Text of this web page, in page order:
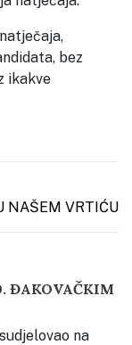
bez
ikakve
NAŠEM VRTIĆU
ĐAKOVAČKIM
na